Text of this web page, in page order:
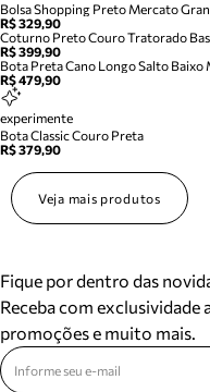
Bolsa Shopping Preto Mercato
R$ 329,90
Coturno Preto Couro Tratorado
R$ 399,90
Bota Preta Cano Longo Salto Baixo
R$ 479,90
experimente
Bota Classic Couro Preta
R$ 379,90
Veja mais produtos
Fique por dentro das
Receba com
promoções e muito mais.